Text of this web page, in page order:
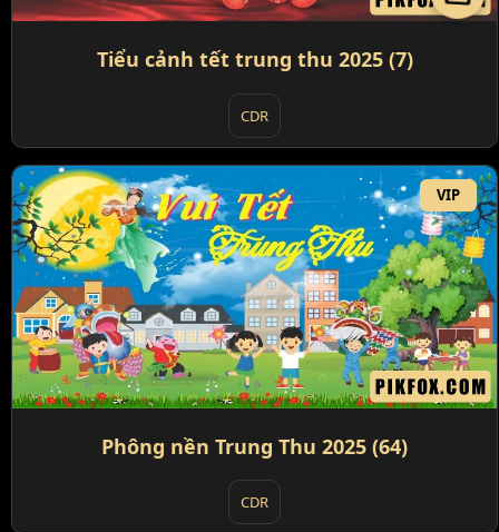
Tiểu cảnh tết trung thu 2025 (7)
CDR
VIP
Phông nền Trung Thu 2025 (64)
CDR